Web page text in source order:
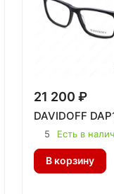
21 200 ₽
DAVIDOFF
5 Есть в
В корзину